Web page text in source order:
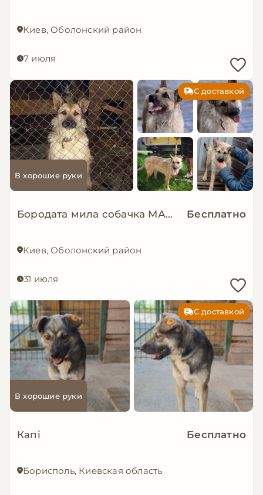
Киев, Оболонский район
7 июля
С доставкой
В хорошие руки
Бородата мила собачка МАЛЬВА мріє про родину! Бесплатно
Киев, Оболонский район
31 июля
С доставкой
В хорошие руки
Капі Бесплатно
Борисполь, Киевская область